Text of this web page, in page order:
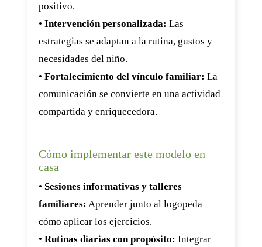
positivo.
• Intervención personalizada: Las
estrategias se adaptan a la rutina, gustos y
necesidades del niño.
• Fortalecimiento del vínculo familiar: La
comunicación se convierte en una actividad
compartida y enriquecedora.
Cómo implementar este modelo en
casa
• Sesiones informativas y talleres
familiares: Aprender junto al logopeda
cómo aplicar los ejercicios.
• Rutinas diarias con propósito: Integrar